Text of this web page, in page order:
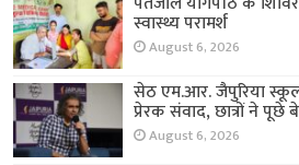
स्वास्थ्य परामर्श
August 6, 2026
सेठ एम.आर. जैपुरिया
प्रेरक संवाद, छात्रों ने
August 6, 2026